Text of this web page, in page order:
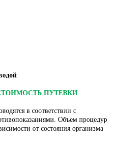
ПУТЕВКИ
в соответствии с
Объем процедур
от состояния организма